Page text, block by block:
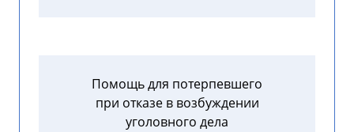
Помощь для потерпевшего
при отказе в возбуждении
уголовного дела